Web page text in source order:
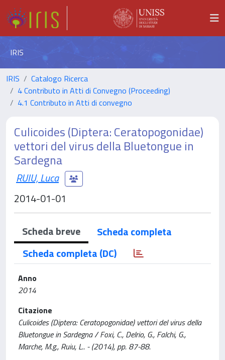
IRIS
IRIS
Catalogo Ricerca
4 Contributo in Atti di Convegno (Proceeding)
4.1 Contributo in Atti di convegno
Culicoides (Diptera: Ceratopogonidae)
vettori del virus della Bluetongue in
Sardegna
RUIU, Luca
2014-01-01
Scheda breve
Scheda completa
Scheda completa (DC)
Anno
2014
Citazione
Culicoides (Diptera: Ceratopogonidae) vettori del virus della
Bluetongue in Sardegna / Foxi, C., Delrio, G., Falchi, G.,
Marche, M.g., Ruiu, L.. - (2014), pp. 87-88.